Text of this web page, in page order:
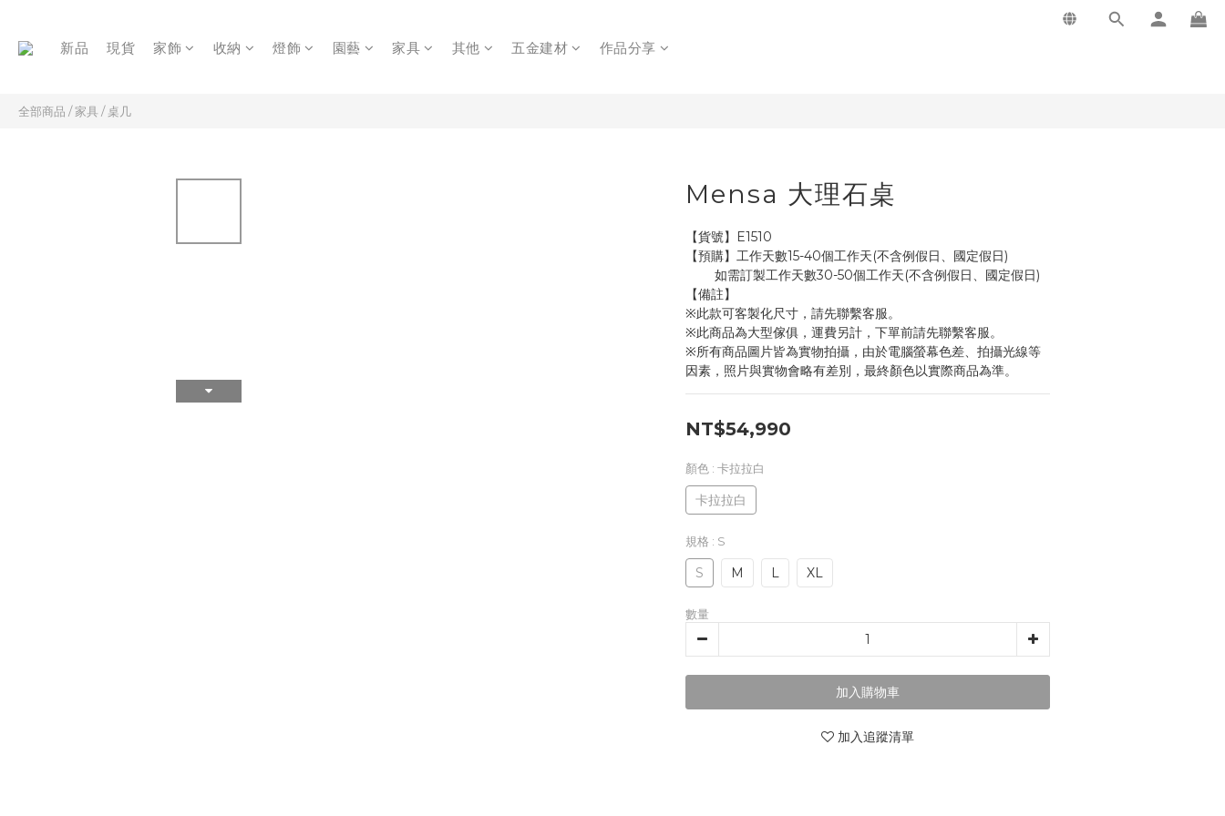
新品 現貨 家飾 收納 燈飾 園藝 家具 其他 五金建材 作品分享
全部商品 /家具 /桌几
Mensa 大理石桌
【貨號】E1510
【預購】工作天數15-40個工作天(不含例假日、國定假日)
        如需訂製工作天數30-50個工作天(不含例假日、國定假日)
【備註】
※此款可客製化尺寸，請先聯繫客服。
※此商品為大型傢俱，運費另計，下單前請先聯繫客服。
※所有商品圖片皆為實物拍攝，由於電腦螢幕色差、拍攝光線等
因素，照片與實物會略有差別，最終顏色以實際商品為準。
NT$54,990
顏色 : 卡拉拉白
卡拉拉白
規格 : S
S M L XL
數量
加入購物車
加入追蹤清單